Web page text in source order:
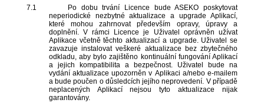
7.1
Po dobu trvání Licence bude ASEKO poskytovat
neperiodické nezbytné aktualizace a upgrade Aplikací,
které mohou zahrnovat především opravy, úpravy a
doplnění. V rámci Licence je Uživatel oprávněn užívat
Aplikace včetně těchto aktualizací a upgrade. Uživatel se
zavazuje instalovat veškeré aktualizace bez zbytečného
odkladu, aby bylo zajištěno kontinuální fungování Aplikací
a jejich kompatibilita a bezpečnost. Uživatel bude na
vydání aktualizace upozorněn v Aplikaci a/nebo e-mailem
a bude poučen o důsledcích jejího neprovedení. V případě
neplacených Aplikací nejsou tyto aktualizace nijak
garantovány.